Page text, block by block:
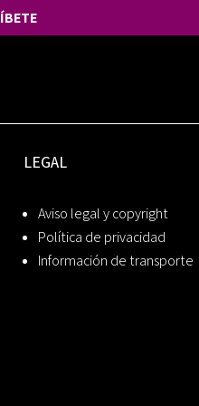
LEGAL
Aviso legal y copyright
Política de privacidad
Información de transporte